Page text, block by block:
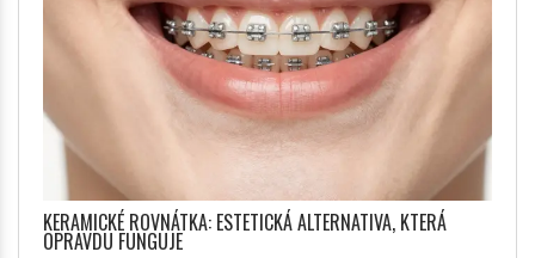
KERAMICKÉ ROVNÁTKA: ESTETICKÁ ALTERNATIVA, KTERÁ
OPRAVDU FUNGUJE